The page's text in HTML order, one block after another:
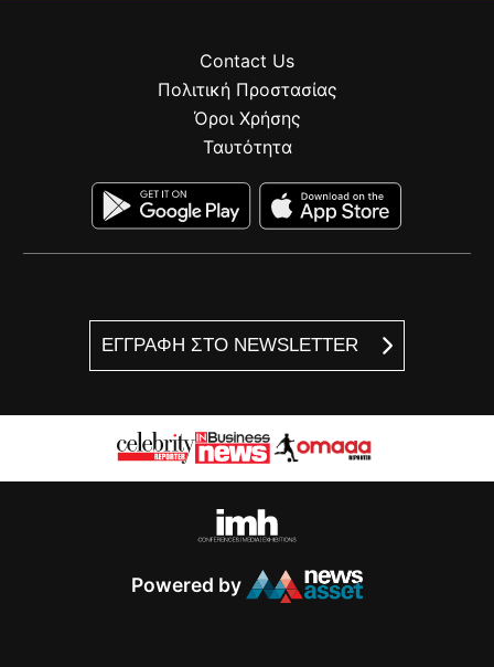
ΕΓΓΡΑΦΗ ΣΤΟ NEWSLETTER
Contact Us
Πολιτική Προστασίας
Όροι Χρήσης
Ταυτότητα
Powered by